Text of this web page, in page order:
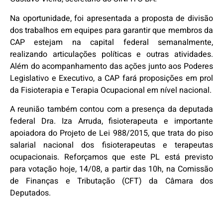
Na oportunidade, foi apresentada a proposta de divisão
dos trabalhos em equipes para garantir que membros da
CAP estejam na capital federal semanalmente,
realizando articulações políticas e outras atividades.
Além do acompanhamento das ações junto aos Poderes
Legislativo e Executivo, a CAP fará proposições em prol
da Fisioterapia e Terapia Ocupacional em nível nacional.
A reunião também contou com a presença da deputada
federal Dra. Iza Arruda, fisioterapeuta e importante
apoiadora do Projeto de Lei 988/2015, que trata do piso
salarial nacional dos fisioterapeutas e terapeutas
ocupacionais. Reforçamos que este PL está previsto
para votação hoje, 14/08, a partir das 10h, na Comissão
de Finanças e Tributação (CFT) da Câmara dos
Deputados.